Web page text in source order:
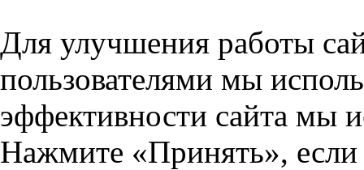
Для улучшения работы
пользователями мы
эффективности сайта мы
Нажмите «Принять», если